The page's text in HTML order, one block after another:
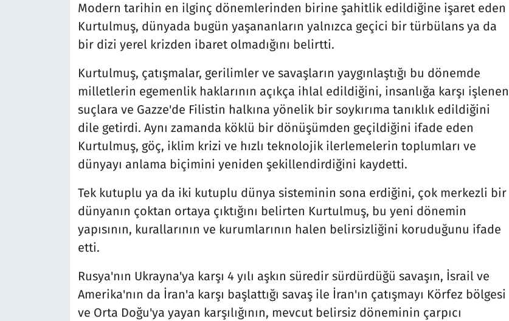
Modern tarihin en ilginç dönemlerinden birine şahitlik edildiğine işaret eden
Kurtulmuş, dünyada bugün yaşananların yalnızca geçici bir türbülans ya da
bir dizi yerel krizden ibaret olmadığını belirtti.
Kurtulmuş, çatışmalar, gerilimler ve savaşların yaygınlaştığı bu dönemde
milletlerin egemenlik haklarının açıkça ihlal edildiğini, insanlığa karşı işlenen
suçlara ve Gazze'de Filistin halkına yönelik bir soykırıma tanıklık edildiğini
dile getirdi. Aynı zamanda köklü bir dönüşümden geçildiğini ifade eden
Kurtulmuş, göç, iklim krizi ve hızlı teknolojik ilerlemelerin toplumları ve
dünyayı anlama biçimini yeniden şekillendirdiğini kaydetti.
Tek kutuplu ya da iki kutuplu dünya sisteminin sona erdiğini, çok merkezli bir
dünyanın çoktan ortaya çıktığını belirten Kurtulmuş, bu yeni dönemin
yapısının, kurallarının ve kurumlarının halen belirsizliğini koruduğunu ifade
etti.
Rusya'nın Ukrayna'ya karşı 4 yılı aşkın süredir sürdürdüğü savaşın, İsrail ve
Amerika'nın da İran'a karşı başlattığı savaş ile İran'ın çatışmayı Körfez bölgesi
ve Orta Doğu'ya yayan karşılığının, mevcut belirsiz döneminin çarpıcı